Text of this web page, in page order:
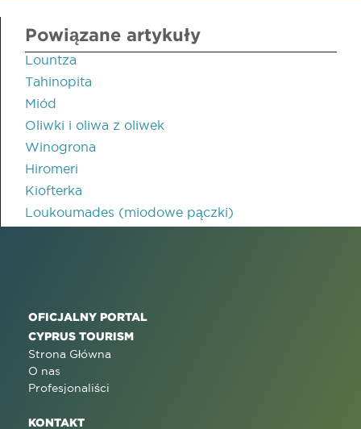
Powiązane artykuły
Lountza
Tahinopita
Miód
Oliwki i oliwa z oliwek
Winogrona
Hiromeri
Kiofterka
Loukoumades (miodowe pączki)
OFICJALNY PORTAL
CYPRUS TOURISM
Strona Główna
O nas
Profesjonaliści
KONTAKT